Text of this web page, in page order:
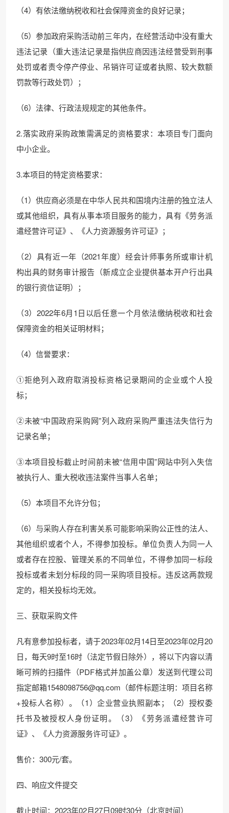
（4）有依法缴纳税收和社会保障资金的良好记录；
（5）参加政府采购活动前三年内，在经营活动中没有重大
违法记录（重大违法记录是指供应商因违法经营受到刑事
处罚或者责令停产停业、吊销许可证或者执照、较大数额
罚款等行政处罚）；
（6）法律、行政法规规定的其他条件。
2.落实政府采购政策需满足的资格要求：本项目专门面向
中小企业。
3.本项目的特定资格要求：
（1）供应商必须是在中华人民共和国境内注册的独立法人
或其他组织，具有从事本项目服务的能力，具有《劳务派
遣经营许可证》、《人力资源服务许可证》；
（2）具有近一年（2021年度）经会计师事务所或审计机
构出具的财务审计报告（新成立企业提供基本开户行出具
的银行资信证明）；
（3）2022年6月1日以后任意一个月依法缴纳税收和社会
保障资金的相关证明材料；
（4）信誉要求：
①拒绝列入政府取消投标资格记录期间的企业或个人投
标；
②未被“中国政府采购网”列入政府采购严重违法失信行为
记录名单；
③本项目投标截止时间前未被“信用中国”网站中列入失信
被执行人、重大税收违法案件当事人名单；
（5）本项目不允许分包；
（6）与采购人存在利害关系可能影响采购公正性的法人、
其他组织或者个人，不得参加投标。单位负责人为同一人
或者存在控股、管理关系的不同单位，不得参加同一标段
投标或者未划分标段的同一采购项目投标。违反这两款规
定的，相关投标均无效。
三、获取采购文件
凡有意参加投标者，请于2023年02月14日至2023年02月20
日，每天9时至16时（法定节假日除外），将以下内容以清
晰可辨的扫描件（PDF格式并加盖公章）发送到代理公司
指定邮箱1548098756@qq.com（邮件标题注明：项目名称
+投标人名称）。（1）企业营业执照副本；（2）授权委
托书及被授权人身份证明。（3）《劳务派遣经营许可
证》、《人力资源服务许可证》。
售价：300元/套。
四、响应文件提交
截止时间：2023年02月27日09时30分（北京时间）